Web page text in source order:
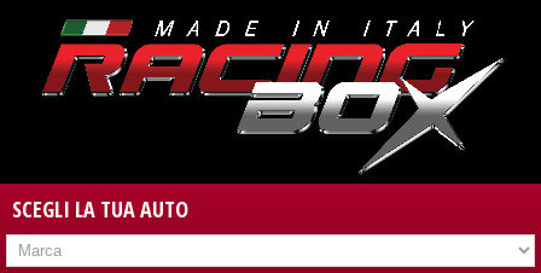
SCEGLI LA TUA AUTO